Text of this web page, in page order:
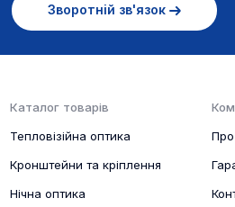
Зворотній зв'язок
Каталог товарів
Тепловізійна оптика
Кронштейни та кріплення
Нічна оптика